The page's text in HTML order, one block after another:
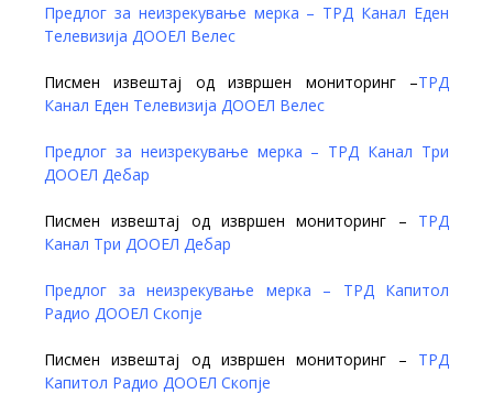
Предлог за неизрекување мерка – ТРД Канал Еден
Телевизија ДООЕЛ Велес
Писмен извештај од извршен мониторинг –ТРД
Канал Еден Телевизија ДООЕЛ Велес
Предлог за неизрекување мерка – ТРД Канал Три
ДООЕЛ Дебар
Писмен извештај од извршен мониторинг – ТРД
Канал Три ДООЕЛ Дебар
Предлог за неизрекување мерка – ТРД Капитол
Радио ДООЕЛ Скопје
Писмен извештај од извршен мониторинг – ТРД
Капитол Радио ДООЕЛ Скопје